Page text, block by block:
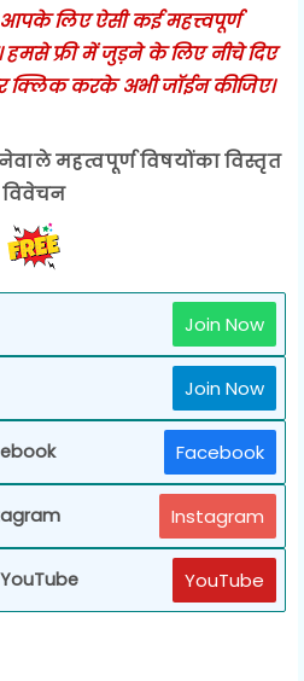
लिए ऐसी कई महत्त्वपूर्ण
हमसे फ्री में जुड़ने के लिए नीचे दिए
क्लिक करके अभी जॉईन कीजिए।
महत्वपूर्ण विषयोंका विस्तृत
विवेचन
Join Now
Join Now
Facebook
Instagram
YouTube